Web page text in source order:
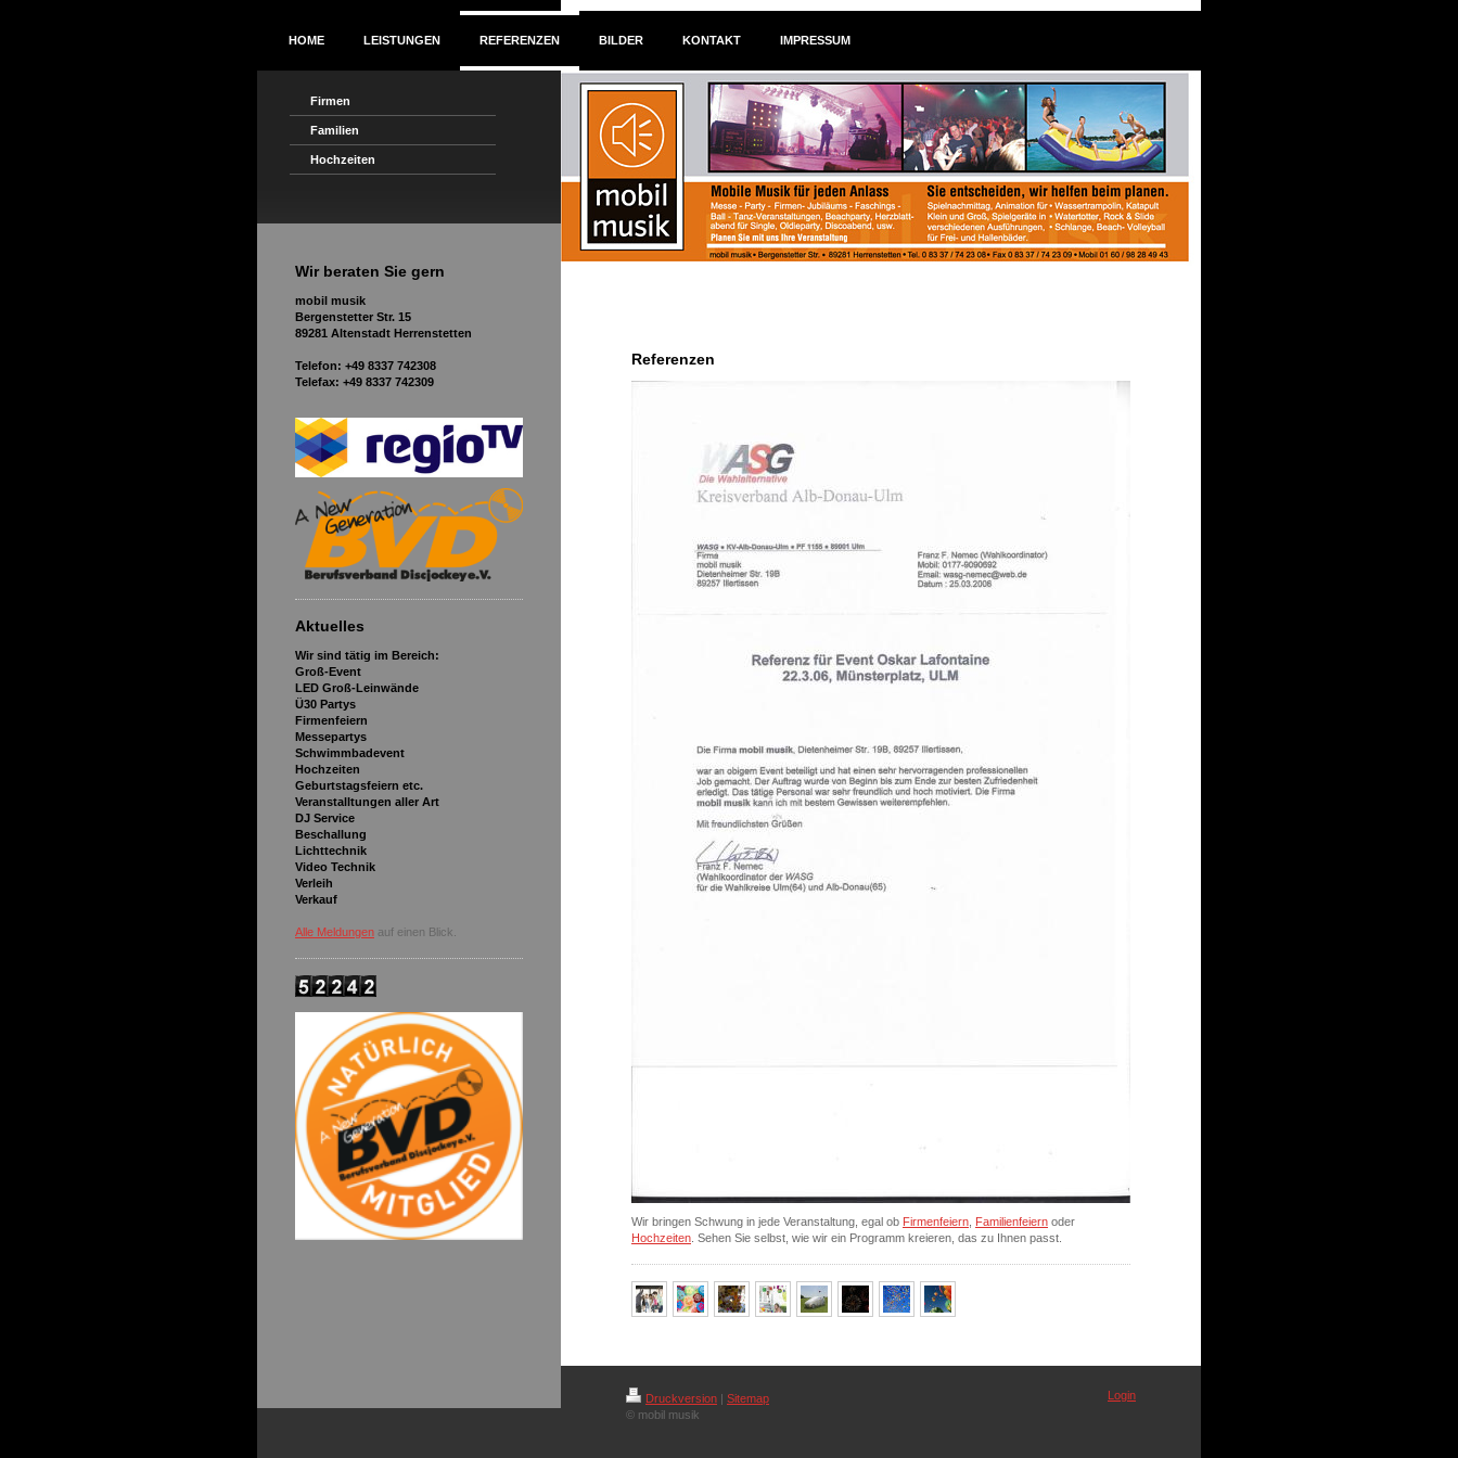
HOME LEISTUNGEN REFERENZEN BILDER KONTAKT IMPRESSUM
Firmen
Familien
Hochzeiten
Wir beraten Sie gern
mobil musik
Bergenstetter Str. 15
89281 Altenstadt Herrenstetten
Telefon: +49 8337 742308
Telefax: +49 8337 742309
Aktuelles
Wir sind tätig im Bereich:
Groß-Event
LED Groß-Leinwände
Ü30 Partys
Firmenfeiern
Messepartys
Schwimmbadevent
Hochzeiten
Geburtstagsfeiern etc.
Veranstalltungen aller Art
DJ Service
Beschallung
Lichttechnik
Video Technik
Verleih
Verkauf
Alle Meldungen auf einen Blick.
Referenzen
Wir bringen Schwung in jede Veranstaltung, egal ob Firmenfeiern Familienfeiern oder
Hochzeiten . Sehen Sie selbst, wie wir ein Programm kreieren, das zu Ihnen passt.
Druckversion | Sitemap
© mobil musik
Login